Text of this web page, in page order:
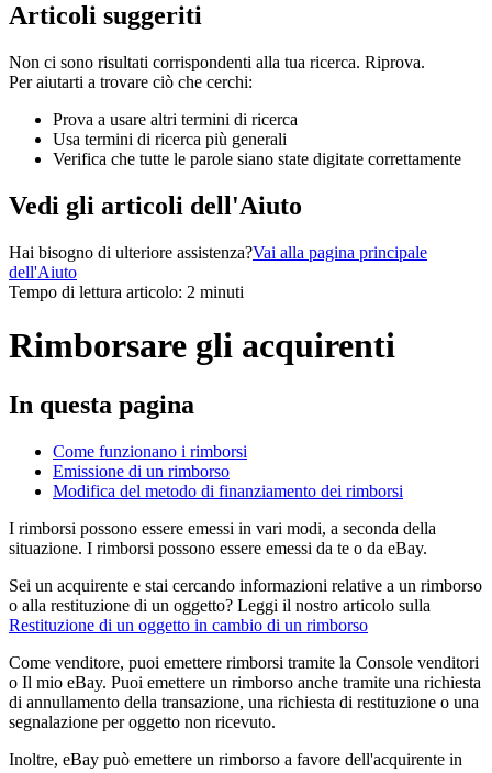
Articoli suggeriti
Non ci sono risultati corrispondenti alla tua ricerca. Riprova.
Per aiutarti a trovare ciò che cerchi:
Prova a usare altri termini di ricerca
Usa termini di ricerca più generali
Verifica che tutte le parole siano state digitate correttamente
Vedi gli articoli dell'Aiuto
Hai bisogno di ulteriore assistenza?Vai alla pagina principale
dell'Aiuto
Tempo di lettura articolo: 2 minuti
Rimborsare gli acquirenti
In questa pagina
Come funzionano i rimborsi
Emissione di un rimborso
Modifica del metodo di finanziamento dei rimborsi
I rimborsi possono essere emessi in vari modi, a seconda della
situazione. I rimborsi possono essere emessi da te o da eBay.
Sei un acquirente e stai cercando informazioni relative a un rimborso
o alla restituzione di un oggetto? Leggi il nostro articolo sulla
Restituzione di un oggetto in cambio di un rimborso
Come venditore, puoi emettere rimborsi tramite la Console venditori
o Il mio eBay. Puoi emettere un rimborso anche tramite una richiesta
di annullamento della transazione, una richiesta di restituzione o una
segnalazione per oggetto non ricevuto.
Inoltre, eBay può emettere un rimborso a favore dell'acquirente in